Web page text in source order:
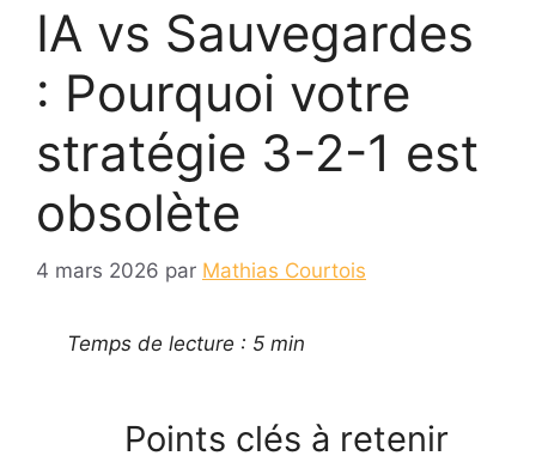
IA vs Sauvegardes
: Pourquoi votre
stratégie 3-2-1 est
obsolète
4 mars 2026 par Mathias Courtois
Temps de lecture : 5 min
Points clés à retenir